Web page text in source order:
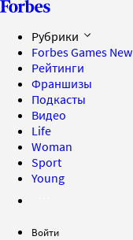
Рубрики
Forbes Games New
Рейтинги
Франшизы
Подкасты
Видео
Life
Woman
Sport
Young
Войти